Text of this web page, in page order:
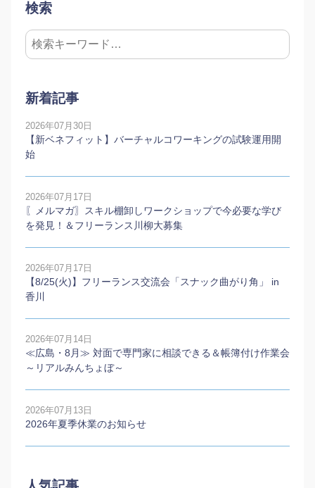
検索
新着記事
2026年07月30日
【新ベネフィット】バーチャルコワーキングの試験運用開
始
2026年07月17日
〖メルマガ〗スキル棚卸しワークショップで今必要な学び
を発見！＆フリーランス川柳大募集
2026年07月17日
【8/25(火)】フリーランス交流会「スナック曲がり角」 in
香川
2026年07月14日
≪広島・8月≫ 対面で専門家に相談できる＆帳簿付け作業会
～リアルみんちょぼ～
2026年07月13日
2026年夏季休業のお知らせ